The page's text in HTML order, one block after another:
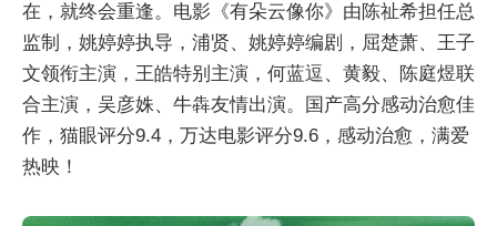
在，就终会重逢。电影《有朵云像你》由陈祉希担任总
监制，姚婷婷执导，浦贤、姚婷婷编剧，屈楚萧、王子
文领衔主演，王皓特别主演，何蓝逗、黄毅、陈庭煜联
合主演，吴彦姝、牛犇友情出演。国产高分感动治愈佳
作，猫眼评分9.4，万达电影评分9.6，感动治愈，满爱
热映！